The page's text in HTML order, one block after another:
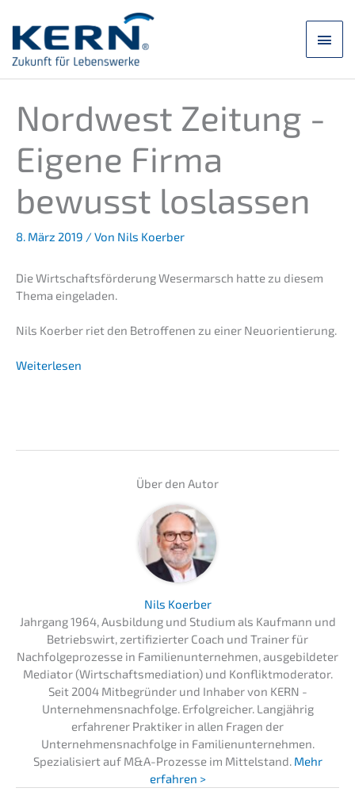
Inhalt
springen
Nordwest Zeitung -
Eigene Firma
bewusst loslassen
8. März 2019 / Von Nils Koerber
Die Wirtschafts­för­de­rung Weser­marsch hatte zu diesem
Thema einge­la­den.
Nils Koerber riet den Betrof­fe­nen zu einer Neuori­en­tie­rung.
Weiter­le­sen
Über den Autor
Nils Koerber
Jahrgang 1964, Ausbildung und Studium als Kaufmann und
Betriebswirt, zertifizierter Coach und Trainer für
Nachfolgeprozesse in Familienunternehmen, ausgebildeter
Mediator (Wirtschaftsmediation) und Konfliktmoderator.
Seit 2004 Mitbegründer und Inhaber von KERN -
Unternehmensnachfolge. Erfolgreicher. Langjährig
erfahrener Praktiker in allen Fragen der
Unternehmensnachfolge in Familienunternehmen.
Spezialisiert auf M&A-Prozesse im Mittelstand. Mehr
erfahren >